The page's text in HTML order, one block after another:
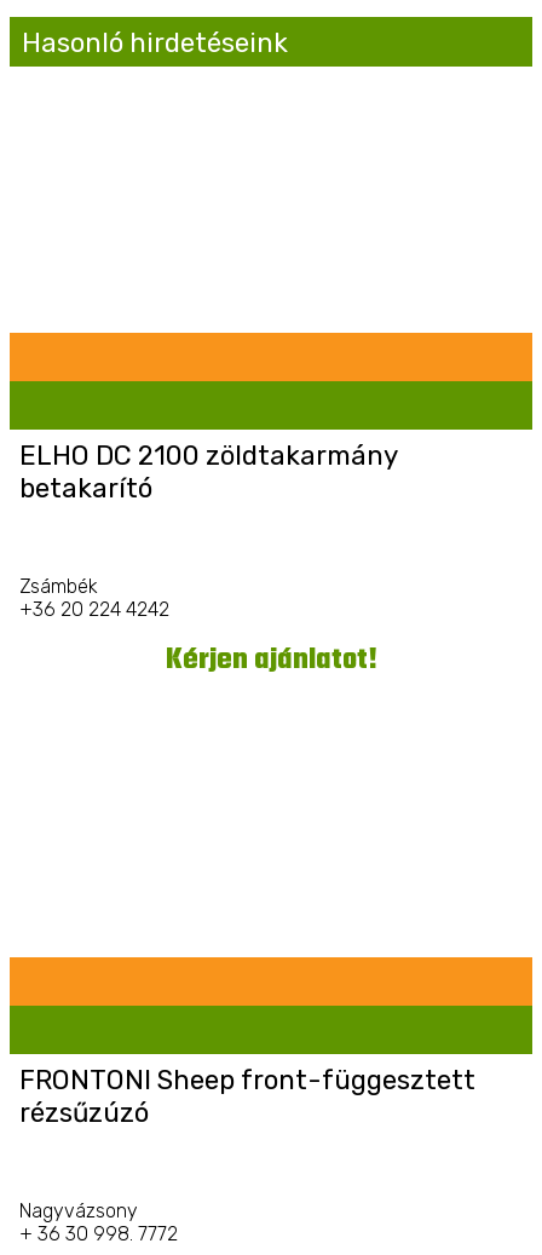
Hasonló hirdetéseink
ELHO DC 2100 zöldtakarmány
betakarító
Zsámbék
+36 20 224 4242
Kérjen ajánlatot!
FRONTONI Sheep front-függesztett
rézsűzúzó
Nagyvázsony
+ 36 30 998. 7772